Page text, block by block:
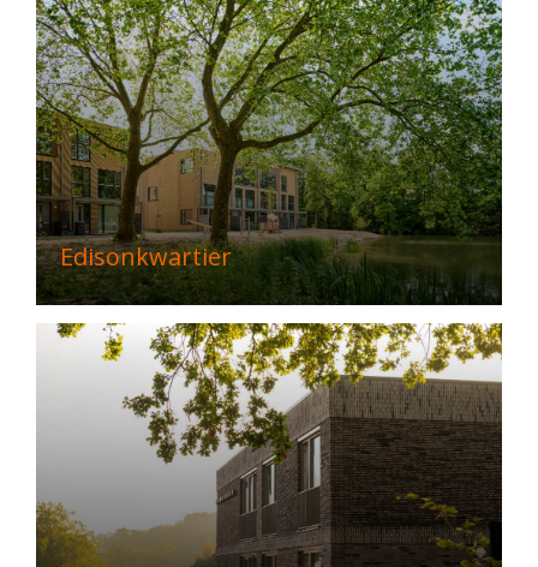
Edisonkwartier